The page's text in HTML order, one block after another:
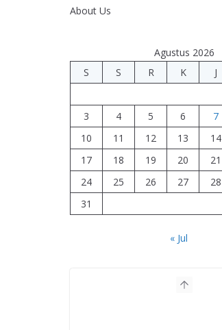
About Us
Agustus 2026
S
S R K J
3
4 5 6 7
10
11 12 13 14
17
18 19 20 21
24
25 26 27 28
31
« Jul